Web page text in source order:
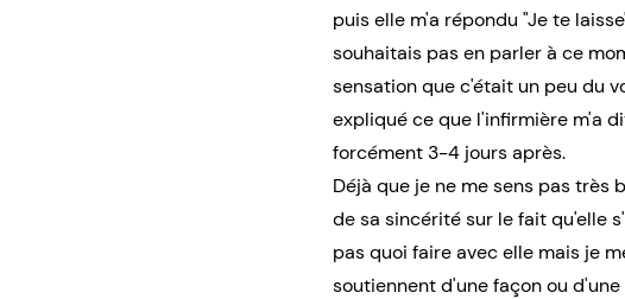
puis elle m'a répondu "Je te
souhaitais pas en parler à ce
sensation que c'était un peu du
expliqué ce que l'infirmière m'a
forcément 3-4 jours après.
Déjà que je ne me sens pas
de sa sincérité sur le fait qu'elle
pas quoi faire avec elle mais je
soutiennent d'une façon ou